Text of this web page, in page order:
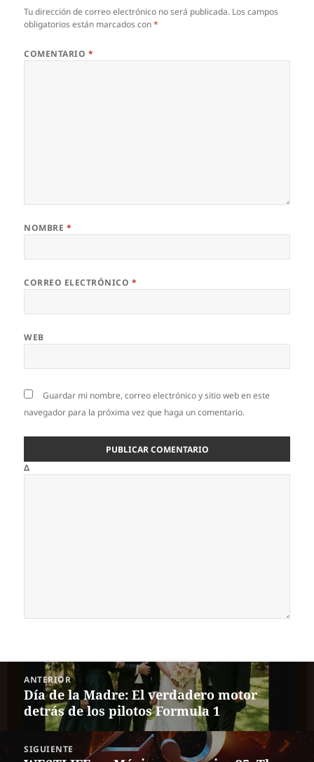
Tu dirección de correo electrónico no será publicada. Los campos
obligatorios están marcados con*
COMENTARIO *
NOMBRE *
CORREO ELECTRÓNICO *
WEB
Guardar mi nombre, correo electrónico y sitio web en este
navegador para la próxima vez que haga un comentario.
Δ
Navegación
entradas
ANTERIOR
Entrada
anterior:
Día de la Madre: El verdadero motor
detrás de los pilotos Formula 1
SIGUIENTE